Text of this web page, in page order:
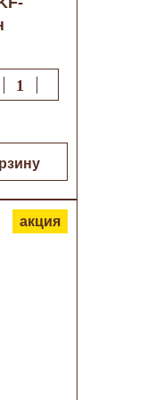
акция